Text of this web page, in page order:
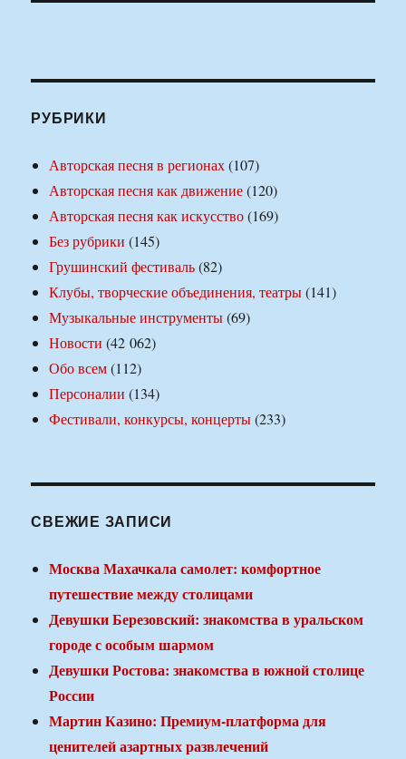
РУБРИКИ
Авторская песня в регионах(107)
Авторская песня как движение(120)
Авторская песня как искусство(169)
Без рубрики (145)
Грушинский фестиваль(82)
Клубы, творческие объединения, театры(141)
Музыкальные инструменты(69)
Новости (42 062)
Обо всем(112)
Персоналии (134)
Фестивали, конкурсы, концерты(233)
СВЕЖИЕ ЗАПИСИ
Москва Махачкала самолет: комфортное
путешествие между столицами
Девушки Березовский: знакомства в уральском
городе с особым шармом
Девушки Ростова: знакомства в южной столице
России
Мартин Казино: Премиум-платформа для
ценителей азартных развлечений